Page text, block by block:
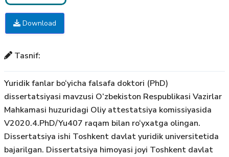
Download
Tasnif:
Yuridik fanlar bo‘yicha falsafa doktori (PhD)
dissertatsiyasi mavzusi O‘zbekiston Respublikasi Vazirlar
Mahkamasi huzuridagi Oliy attestatsiya komissiyasida
V2020.4.PhD/Yu407 raqam bilan ro‘yxatga olingan.
Dissertatsiya ishi Toshkent davlat yuridik universitetida
bajarilgan. Dissertatsiya himoyasi joyi Toshkent davlat